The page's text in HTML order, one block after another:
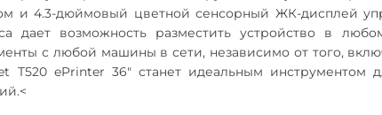
и 4.3-дюймовый цветной сенсорный ЖК-дисплей
дает возможность разместить устройство в
с любой машины в сети, независимо от того,
T520 ePrinter 36" станет идеальным инструментом